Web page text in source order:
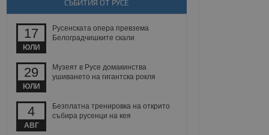
СЪБИТИЯ ОТ РУСЕ
17
ЮЛИ
Русенската опера превзема
Белоградчишките скали
29
ЮЛИ
Музеят в Русе домакинства
ушиването на гигантска рокля
4
АВГ
Безплатна тренировка на открито
събира русенци на кея
сесии.
между хората
за да се правят
уебсайт.
на
на бисквитките,
и
и предоставя
използва